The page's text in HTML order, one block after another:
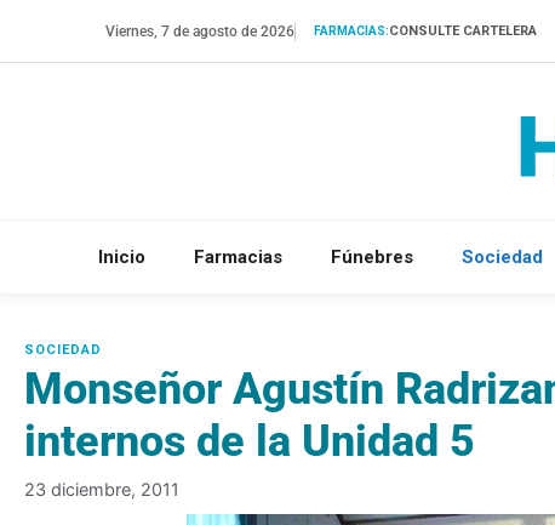
Viernes, 7 de agosto de 2026 FARMACIAS:CONSULTE CARTELERA
Inicio Farmacias Fúnebres Sociedad
Monseñor Agustín
internos de la Unidad 5
23 diciembre, 2011